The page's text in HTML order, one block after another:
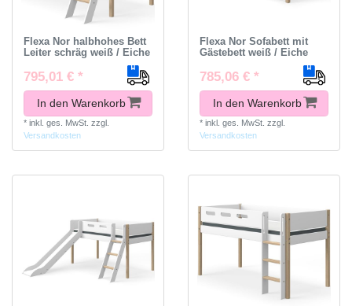
Flexa Nor halbhohes Bett
Leiter schräg weiß / Eiche
795,01 € *
In den Warenkorb
* inkl. ges. MwSt. zzgl.
Versandkosten
Flexa Nor Sofabett mit
Gästebett weiß / Eiche
785,06 € *
In den Warenkorb
* inkl. ges. MwSt. zzgl.
Versandkosten